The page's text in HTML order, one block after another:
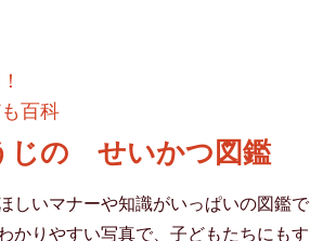
百科
じの せいかつ図鑑
しいマナーや知識がいっぱいの図鑑で
かりやすい写真で、子どもたちにもす